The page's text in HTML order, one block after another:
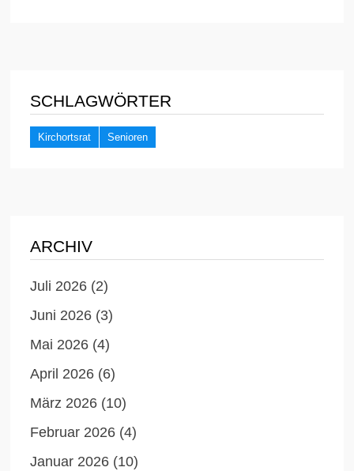
SCHLAGWÖRTER
Kirchortsrat Senioren
ARCHIV
Juli 2026 (2)
Juni 2026 (3)
Mai 2026 (4)
April 2026 (6)
März 2026 (10)
Februar 2026 (4)
Januar 2026 (10)